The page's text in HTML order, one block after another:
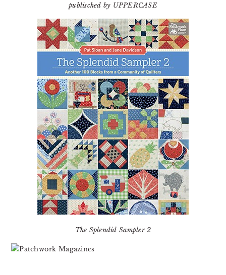
publisched by UPPERCASE
The Splendid Sampler 2